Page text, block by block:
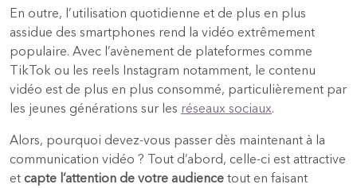
En outre, l’utilisation quotidienne et de plus en plus
assidue des smartphones rend la vidéo extrêmement
populaire. Avec l’avènement de plateformes comme
TikTok ou les reels Instagram notamment, le contenu
vidéo est de plus en plus consommé, particulièrement par
les jeunes générations sur les réseaux sociaux.
Alors, pourquoi devez-vous passer dès maintenant à la
communication vidéo ? Tout d’abord, celle-ci est attractive
et capte l’attention de votre audience tout en faisant